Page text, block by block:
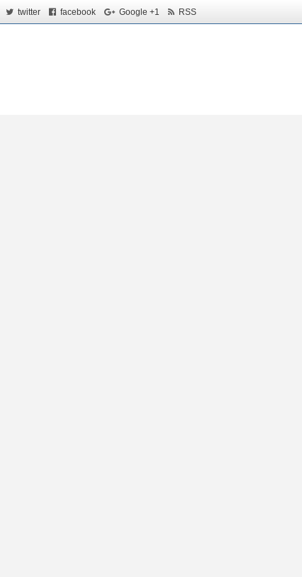
twitter facebook Google +1 RSS